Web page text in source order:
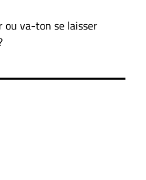
ou va-ton se laisser